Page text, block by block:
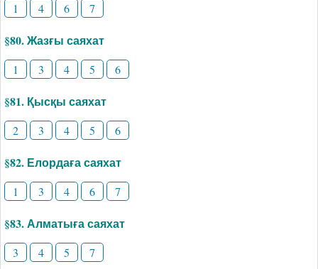
1 4 6 7
§80. Жазғы саяхат
1 3 4 5 6
§81. Қысқы саяхат
2 3 4 5 6
§82. Елордаға саяхат
1 3 4 6 7
§83. Алматыға саяхат
3 4 5 7